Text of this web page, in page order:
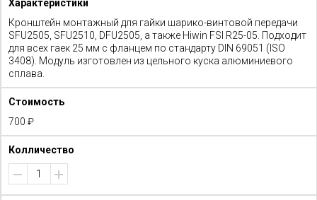
Кронштейн монтажный для гайки шарико-винтовой передачи
SFU2505, SFU2510, DFU2505, а также Hiwin FSI R25-05. Подходит
для всех гаек 25 мм с фланцем по стандарту DIN 69051 (ISO
3408). Модуль изготовлен из цельного куска алюминиевого
сплава.
700 ₽